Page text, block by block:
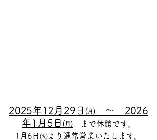
2025年12月29日㈪　～　2026
年1月5日㈪ まで休館です。
1月6日㈫より通常営業いたします。